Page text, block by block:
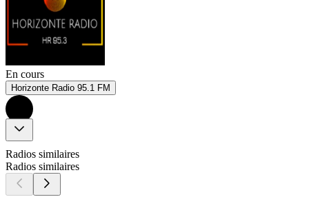
En cours
Horizonte Radio 95.1 FM
Radios similaires
Radios similaires